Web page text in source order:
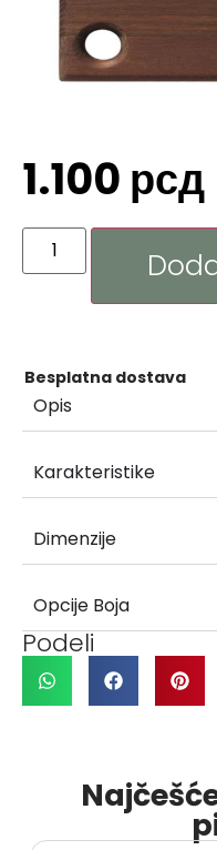
1.100 рсд
Besplatna dostava
Opis
Karakteristike
Dimenzije
Opcije Boja
Podeli